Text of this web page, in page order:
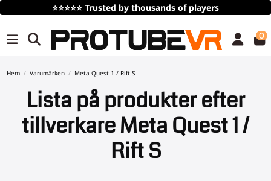
⭐⭐⭐⭐⭐ Trusted by thousands of players
0
Hem Varumärken Meta Quest 1 / Rift S
Lista på produkter efter
tillverkare Meta Quest 1 /
Rift S